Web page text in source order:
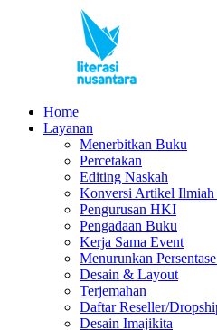
Home
Layanan
Menerbitkan Buku
Percetakan
Editing Naskah
Konversi Artikel
Pengurusan HKI
Pengadaan Buku
Kerja Sama Event
Menurunkan
Desain & Layout
Terjemahan
Daftar Reseller/
Desain Imajikita